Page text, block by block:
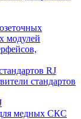
модулей
RJ
стандартов
медных СКС